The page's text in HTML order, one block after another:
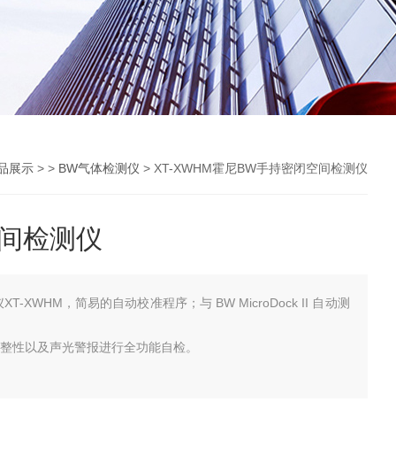
展示 > > BW气体检测仪 > XT-XWHM霍尼BW手持密闭空间检测仪
检测仪
XWHM，简易的自动校准程序；与 BW MicroDock II 自动测
性以及声光警报进行全功能自检。